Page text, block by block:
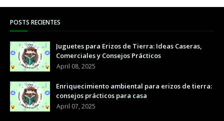
POSTS RECIENTES
Juguetes para Erizos de Tierra: Ideas Caseras,
Comerciales y Consejos Prácticos
April 08, 2025
Enriquecimiento ambiental para erizos de tierra:
consejos prácticos para casa
April 07, 2025